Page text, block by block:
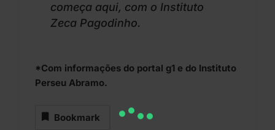
começa aqui, com o Instituto
Zeca Pagodinho.
*Com informações do portal g1 e do Instituto
Perseu Abramo.
Bookmark